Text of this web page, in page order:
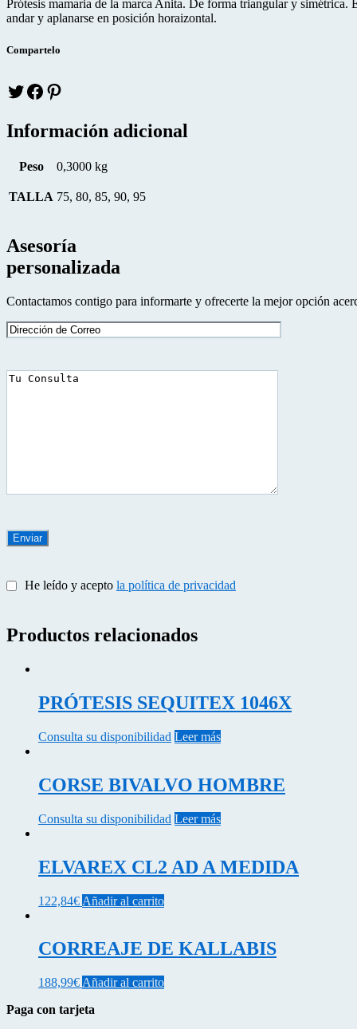
Prótesis mamaria de la marca Anita. De forma triangular y
andar y aplanarse en posición horaizontal.
Compartelo
Twitterfacebook
Información adicional
Peso 0,3000 kg
TALLA 75, 80, 85, 90, 95
Asesoría
personalizada
Contactamos contigo para informarte y ofrecerte la mejor opción
He leído y acepto la política de privacidad
Productos relacionados
PRÓTESIS SEQUITEX 1046X
Consulta su disponibilidad Leer más
CORSE BIVALVO HOMBRE
Consulta su disponibilidad Leer más
ELVAREX CL2 AD A MEDIDA
122,84€ Añadir al carrito
CORREAJE DE KALLABIS
188,99€ Añadir al carrito
Paga con tarjeta